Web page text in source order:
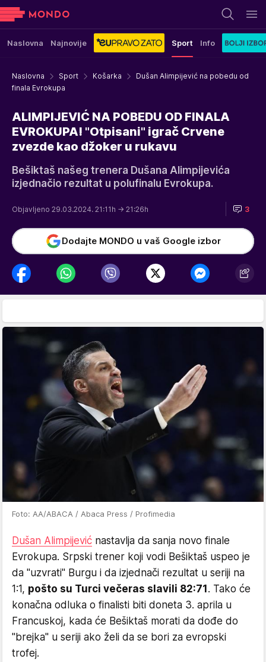
Naslovna Najnovije Sport Info
Naslovna Sport Košarka
Dušan Alimpijević na pobedu od
finala Evrokupa
ALIMPIJEVIĆ NA POBEDU OD FINALA
EVROKUPA! "Otpisani" igrač Crvene
zvezde kao džoker u rukavu
Bešiktaš našeg trenera Dušana Alimpijevića
izjednačio rezultat u polufinalu Evrokupa.
Objavljeno 29.03.2024. 21:11h → 21:26h 3
Dodajte MONDO u vaš Google izbor
Foto: AA/ABACA / Abaca Press / Profimedia
Dušan Alimpijević nastavlja da sanja novo finale
Evrokupa. Srpski trener koji vodi Bešiktaš uspeo je
da "uzvrati" Burgu i da izjednači rezultat u seriji na
1:1, pošto su Turci večeras slavili 82:71. Tako će
konačna odluka o finalisti biti doneta 3. aprila u
Francuskoj, kada će Bešiktaš morati da dođe do
"brejka" u seriji ako želi da se bori za evropski
trofej.